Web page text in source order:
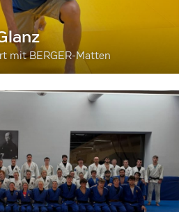
mit BERGER-Matten